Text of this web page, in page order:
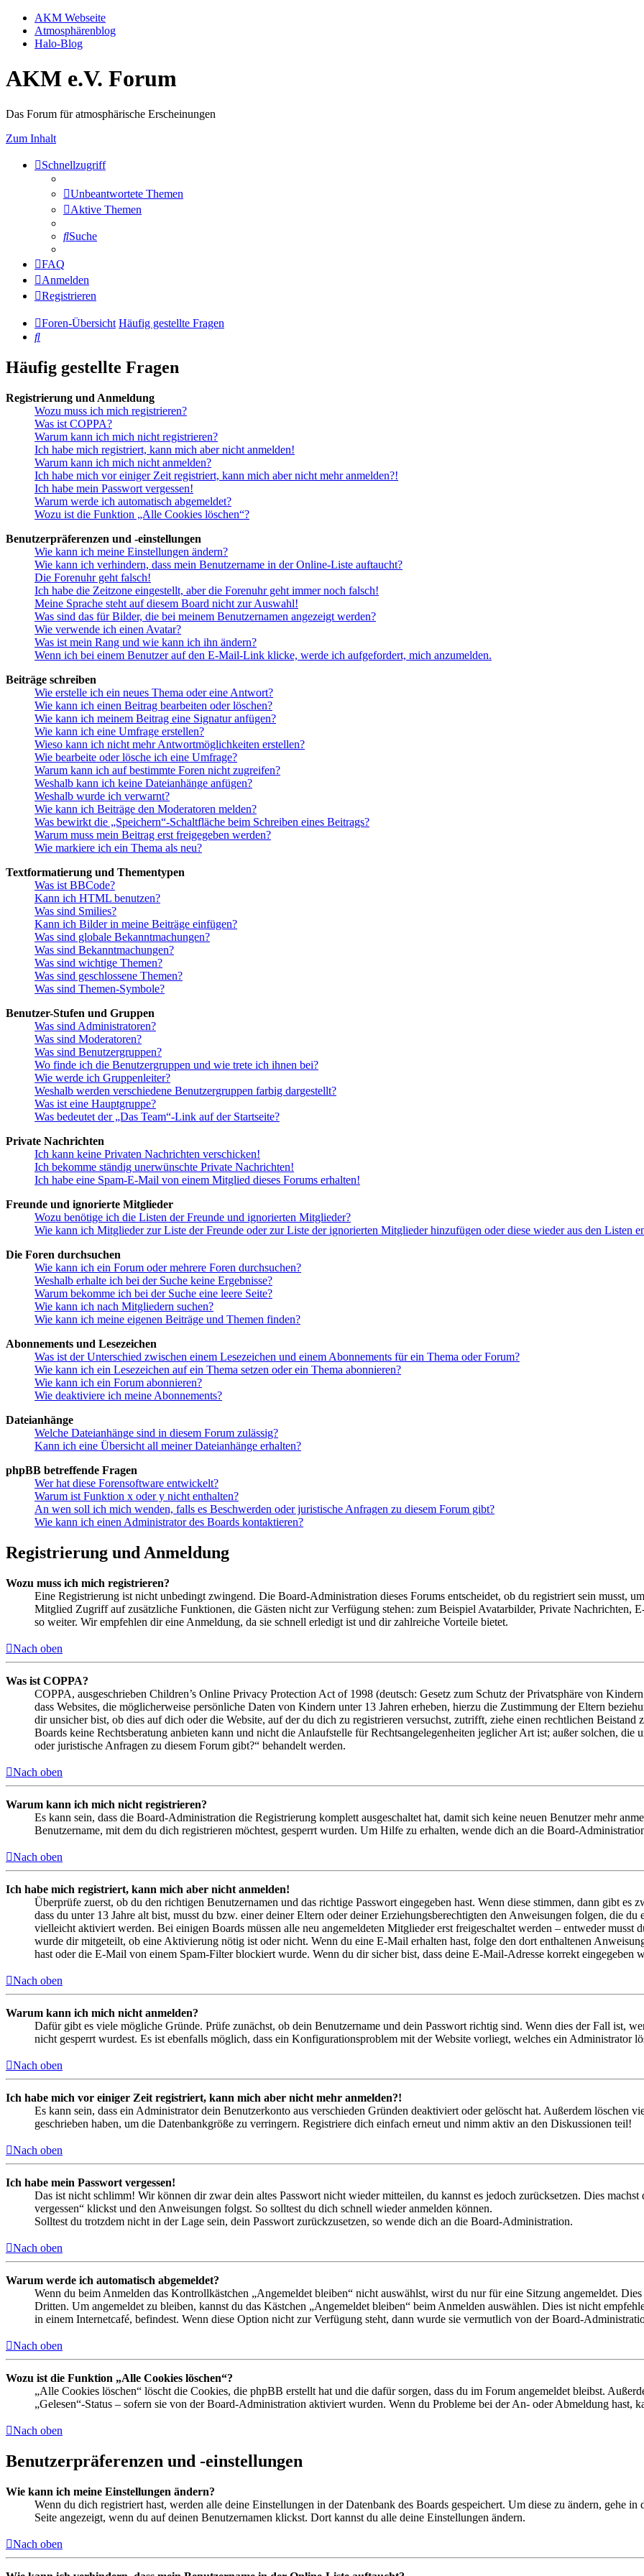
AKM Webseite
Atmosphärenblog
Halo-Blog
AKM e.V. Forum
Das Forum für atmosphärische Erscheinungen
Zum Inhalt
Schnellzugriff
Unbeantwortete Themen
Aktive Themen
Suche
FAQ
Anmelden
Registrieren
Foren-Übersicht Häufig gestellte Fragen
Suche
Häufig gestellte Fragen
Registrierung und Anmeldung
Wozu muss ich mich registrieren?
Was ist COPPA?
Warum kann ich mich nicht registrieren?
Ich habe mich registriert, kann mich aber nicht anmelden!
Warum kann ich mich nicht anmelden?
Ich habe mich vor einiger Zeit registriert, kann mich aber nicht mehr anmelden?!
Ich habe mein Passwort vergessen!
Warum werde ich automatisch abgemeldet?
Wozu ist die Funktion „Alle Cookies löschen“?
Benutzerpräferenzen und -einstellungen
Wie kann ich meine Einstellungen ändern?
Wie kann ich verhindern, dass mein Benutzername in der Online-Liste auftaucht?
Die Forenuhr geht falsch!
Ich habe die Zeitzone eingestellt, aber die Forenuhr geht immer noch falsch!
Meine Sprache steht auf diesem Board nicht zur Auswahl!
Was sind das für Bilder, die bei meinem Benutzernamen angezeigt werden?
Wie verwende ich einen Avatar?
Was ist mein Rang und wie kann ich ihn ändern?
Wenn ich bei einem Benutzer auf den E-Mail-Link klicke, werde ich aufgefordert, mich anzumelden.
Beiträge schreiben
Wie erstelle ich ein neues Thema oder eine Antwort?
Wie kann ich einen Beitrag bearbeiten oder löschen?
Wie kann ich meinem Beitrag eine Signatur anfügen?
Wie kann ich eine Umfrage erstellen?
Wieso kann ich nicht mehr Antwortmöglichkeiten erstellen?
Wie bearbeite oder lösche ich eine Umfrage?
Warum kann ich auf bestimmte Foren nicht zugreifen?
Weshalb kann ich keine Dateianhänge anfügen?
Weshalb wurde ich verwarnt?
Wie kann ich Beiträge den Moderatoren melden?
Was bewirkt die „Speichern“-Schaltfläche beim Schreiben eines Beitrags?
Warum muss mein Beitrag erst freigegeben werden?
Wie markiere ich ein Thema als neu?
Textformatierung und Thementypen
Was ist BBCode?
Kann ich HTML benutzen?
Was sind Smilies?
Kann ich Bilder in meine Beiträge einfügen?
Was sind globale Bekanntmachungen?
Was sind Bekanntmachungen?
Was sind wichtige Themen?
Was sind geschlossene Themen?
Was sind Themen-Symbole?
Benutzer-Stufen und Gruppen
Was sind Administratoren?
Was sind Moderatoren?
Was sind Benutzergruppen?
Wo finde ich die Benutzergruppen und wie trete ich ihnen bei?
Wie werde ich Gruppenleiter?
Weshalb werden verschiedene Benutzergruppen farbig dargestellt?
Was ist eine Hauptgruppe?
Was bedeutet der „Das Team“-Link auf der Startseite?
Private Nachrichten
Ich kann keine Privaten Nachrichten verschicken!
Ich bekomme ständig unerwünschte Private Nachrichten!
Ich habe eine Spam-E-Mail von einem Mitglied dieses Forums erhalten!
Freunde und ignorierte Mitglieder
Wozu benötige ich die Listen der Freunde und ignorierten Mitglieder?
Wie kann ich Mitglieder zur Liste der Freunde oder zur Liste der ignorierten Mitglieder hinzufügen oder diese wieder aus den Listen
Die Foren durchsuchen
Wie kann ich ein Forum oder mehrere Foren durchsuchen?
Weshalb erhalte ich bei der Suche keine Ergebnisse?
Warum bekomme ich bei der Suche eine leere Seite?
Wie kann ich nach Mitgliedern suchen?
Wie kann ich meine eigenen Beiträge und Themen finden?
Abonnements und Lesezeichen
Was ist der Unterschied zwischen einem Lesezeichen und einem Abonnements für ein Thema oder Forum?
Wie kann ich ein Lesezeichen auf ein Thema setzen oder ein Thema abonnieren?
Wie kann ich ein Forum abonnieren?
Wie deaktiviere ich meine Abonnements?
Dateianhänge
Welche Dateianhänge sind in diesem Forum zulässig?
Kann ich eine Übersicht all meiner Dateianhänge erhalten?
phpBB betreffende Fragen
Wer hat diese Forensoftware entwickelt?
Warum ist Funktion x oder y nicht enthalten?
An wen soll ich mich wenden, falls es Beschwerden oder juristische Anfragen zu diesem Forum gibt?
Wie kann ich einen Administrator des Boards kontaktieren?
Registrierung und Anmeldung
Wozu muss ich mich registrieren?
Eine Registrierung ist nicht unbedingt zwingend. Die Board-Administration dieses Forums entscheidet, ob du registriert sein musst,
Mitglied Zugriff auf zusätzliche Funktionen, die Gästen nicht zur Verfügung stehen: zum Beispiel Avatarbilder, Private Nachrichten,
so weiter. Wir empfehlen dir eine Anmeldung, da sie schnell erledigt ist und dir zahlreiche Vorteile bietet.
Nach oben
Was ist COPPA?
COPPA, ausgeschrieben Children’s Online Privacy Protection Act of 1998 (deutsch: Gesetz zum Schutz der Privatsphäre von
dass Websites, die möglicherweise persönliche Daten von Kindern unter 13 Jahren erheben, hierzu die Zustimmung der Eltern
dir unsicher bist, ob dies auf dich oder die Website, auf der du dich zu registrieren versuchst, zutrifft, ziehe einen rechtlichen
Boards keine Rechtsberatung anbieten kann und nicht die Anlaufstelle für Rechtsangelegenheiten jeglicher Art ist; außer solchen,
oder juristische Anfragen zu diesem Forum gibt?“ behandelt werden.
Nach oben
Warum kann ich mich nicht registrieren?
Es kann sein, dass die Board-Administration die Registrierung komplett ausgeschaltet hat, damit sich keine neuen Benutzer mehr
Benutzername, mit dem du dich registrieren möchtest, gesperrt wurden. Um Hilfe zu erhalten, wende dich an die Board-
Nach oben
Ich habe mich registriert, kann mich aber nicht anmelden!
Überprüfe zuerst, ob du den richtigen Benutzernamen und das richtige Passwort eingegeben hast. Wenn diese stimmen, dann gibt es
dass du unter 13 Jahre alt bist, musst du bzw. einer deiner Eltern oder deiner Erziehungsberechtigten den Anweisungen folgen, die
vielleicht aktiviert werden. Bei einigen Boards müssen alle neu angemeldeten Mitglieder erst freigeschaltet werden – entweder musst
wurde dir mitgeteilt, ob eine Aktivierung nötig ist oder nicht. Wenn du eine E-Mail erhalten hast, folge den dort enthaltenen
hast oder die E-Mail von einem Spam-Filter blockiert wurde. Wenn du dir sicher bist, dass deine E-Mail-Adresse korrekt eingegeben
Nach oben
Warum kann ich mich nicht anmelden?
Dafür gibt es viele mögliche Gründe. Prüfe zunächst, ob dein Benutzername und dein Passwort richtig sind. Wenn dies der Fall ist,
nicht gesperrt wurdest. Es ist ebenfalls möglich, dass ein Konfigurationsproblem mit der Website vorliegt, welches ein Administrator
Nach oben
Ich habe mich vor einiger Zeit registriert, kann mich aber nicht mehr anmelden?!
Es kann sein, dass ein Administrator dein Benutzerkonto aus verschieden Gründen deaktiviert oder gelöscht hat. Außerdem löschen
geschrieben haben, um die Datenbankgröße zu verringern. Registriere dich einfach erneut und nimm aktiv an den Diskussionen teil!
Nach oben
Ich habe mein Passwort vergessen!
Das ist nicht schlimm! Wir können dir zwar dein altes Passwort nicht wieder mitteilen, du kannst es jedoch zurücksetzen. Dies
vergessen“ klickst und den Anweisungen folgst. So solltest du dich schnell wieder anmelden können.
Solltest du trotzdem nicht in der Lage sein, dein Passwort zurückzusetzen, so wende dich an die Board-Administration.
Nach oben
Warum werde ich automatisch abgemeldet?
Wenn du beim Anmelden das Kontrollkästchen „Angemeldet bleiben“ nicht auswählst, wirst du nur für eine Sitzung angemeldet.
Dritten. Um angemeldet zu bleiben, kannst du das Kästchen „Angemeldet bleiben“ beim Anmelden auswählen. Dies ist nicht
in einem Internetcafé, befindest. Wenn diese Option nicht zur Verfügung steht, dann wurde sie vermutlich von der Board-
Nach oben
Wozu ist die Funktion „Alle Cookies löschen“?
„Alle Cookies löschen“ löscht die Cookies, die phpBB erstellt hat und die dafür sorgen, dass du im Forum angemeldet bleibst.
„Gelesen“-Status – sofern sie von der Board-Administration aktiviert wurden. Wenn du Probleme bei der An- oder Abmeldung hast,
Nach oben
Benutzerpräferenzen und -einstellungen
Wie kann ich meine Einstellungen ändern?
Wenn du dich registriert hast, werden alle deine Einstellungen in der Datenbank des Boards gespeichert. Um diese zu ändern, gehe
Seite angezeigt, wenn du auf deinen Benutzernamen klickst. Dort kannst du alle deine Einstellungen ändern.
Nach oben